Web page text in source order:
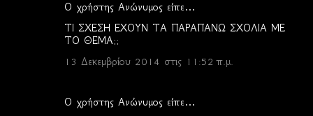
Ο χρήστης Ανώνυμος είπε…
ΤΙ ΣΧΕΣΗ ΕΧΟΥΝ ΤΑ ΠΑΡΑΠΑΝΩ ΣΧΟΛΙΑ ΜΕ
ΤΟ ΘΕΜΑ;;
13 Δεκεμβρίου 2014 στις 11:52 π.μ.
Ο χρήστης Ανώνυμος είπε…